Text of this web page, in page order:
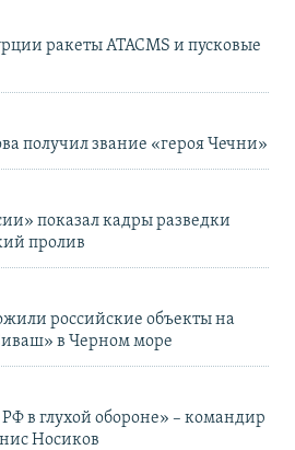
ракеты ATACMS и пусковые
получил звание «героя Чечни»
показал кадры разведки
пролив
российские объекты на
в Черном море
в глухой обороне» – командир
Носиков